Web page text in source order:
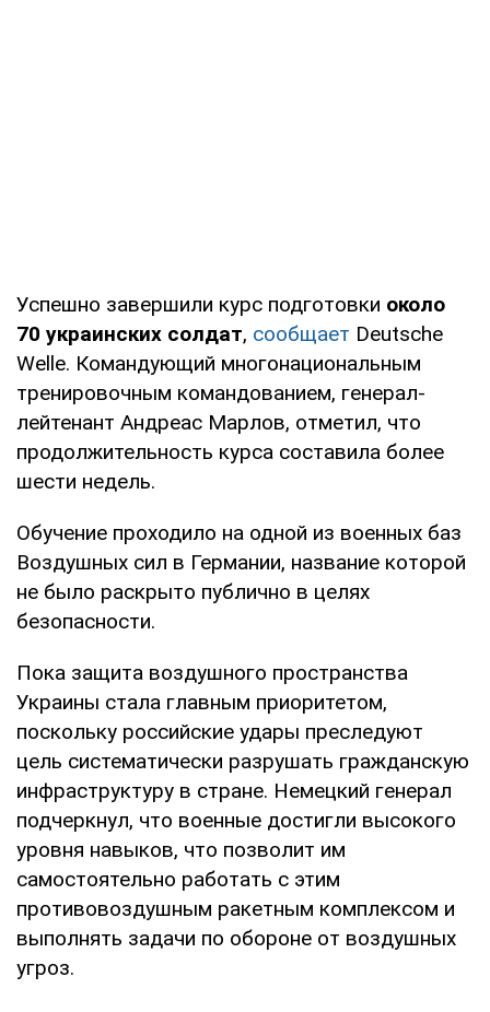
Успешно завершили курс подготовки около
70 украинских солдат, сообщает Deutsche
Welle. Командующий многонациональным
тренировочным командованием, генерал-
лейтенант Андреас Марлов, отметил, что
продолжительность курса составила более
шести недель.
Обучение проходило на одной из военных баз
Воздушных сил в Германии, название которой
не было раскрыто публично в целях
безопасности.
Пока защита воздушного пространства
Украины стала главным приоритетом,
поскольку российские удары преследуют
цель систематически разрушать гражданскую
инфраструктуру в стране. Немецкий генерал
подчеркнул, что военные достигли высокого
уровня навыков, что позволит им
самостоятельно работать с этим
противовоздушным ракетным комплексом и
выполнять задачи по обороне от воздушных
угроз.